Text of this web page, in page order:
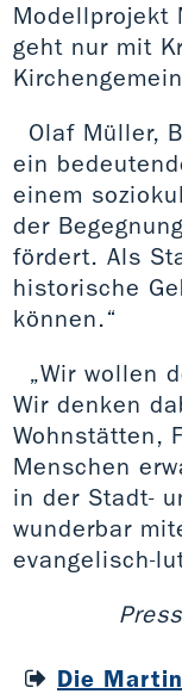
Modellprojekt
geht nur mit
Olaf Müller,
ein
einem
der
fördert. Als
historische
können.“
„Wir wollen
Wir denken
Wohnstätten,
Menschen
in der Stadt-
wunderbar
evangelisch-
Die